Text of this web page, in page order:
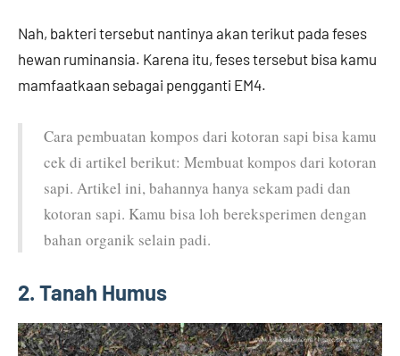
Nah, bakteri tersebut nantinya akan terikut pada feses
hewan ruminansia. Karena itu, feses tersebut bisa kamu
mamfaatkaan sebagai pengganti EM4.
Cara pembuatan kompos dari kotoran sapi bisa kamu
cek di artikel berikut: Membuat kompos dari kotoran
sapi. Artikel ini, bahannya hanya sekam padi dan
kotoran sapi. Kamu bisa loh bereksperimen dengan
bahan organik selain padi.
2. Tanah Humus